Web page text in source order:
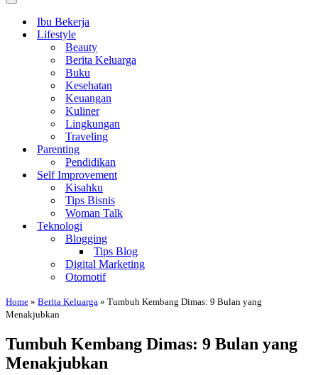
Menu
NavigasiIbu Bekerja
Lifestyle
Beauty
Berita Keluarga
Buku
Kesehatan
Keuangan
Kuliner
Lingkungan
Traveling
Parenting
Pendidikan
Self Improvement
Kisahku
Tips Bisnis
Woman Talk
Teknologi
Blogging
Tips Blog
Digital Marketing
Otomotif
Home » Berita Keluarga » Tumbuh Kembang Dimas: 9 Bulan yang
Menakjubkan
Tumbuh Kembang Dimas: 9 Bulan yang
Menakjubkan